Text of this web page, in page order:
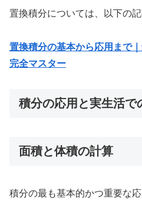
置換積分については、以下の
置換積分の基本から応用まで
完全マスター
積分の応用と実生活で
面積と体積の計算
積分の最も基本的かつ重要な